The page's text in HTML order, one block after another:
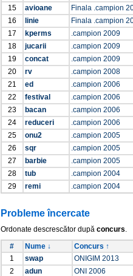
15
avioane
Finala .campion
16
linie
Finala .campion
17
kperms
.campion 2009
18
jucarii
.campion 2009
19
concat
.campion 2009
20
rv
.campion 2008
21
ed
.campion 2006
22
festival
.campion 2006
23
bacan
.campion 2006
24
reduceri
.campion 2006
25
onu2
.campion 2005
26
sqr
.campion 2005
27
barbie
.campion 2005
28
tub
.campion 2004
29
remi .campion 2004
Probleme încercate
Ordonate descrescător după concurs.
#
Nume ↓
Concurs ↑
1
swap
ONIGIM 2013
2
adun
ONI 2006